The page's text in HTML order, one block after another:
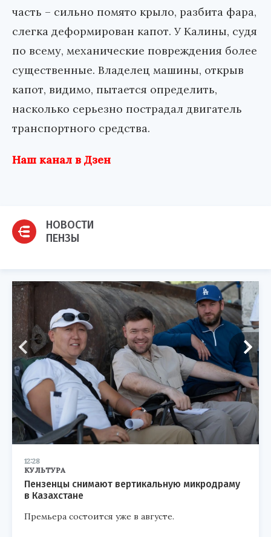
часть – сильно помято крыло, разбита фара,
слегка деформирован капот. У Калины, судя
по всему, механические повреждения более
существенные. Владелец машины, открыв
капот, видимо, пытается определить,
насколько серьезно пострадал двигатель
транспортного средства.
Наш канал в Дзен
НОВОСТИ
ПЕНЗЫ
12:28
КУЛЬТУРА
Пензенцы снимают вертикальную микродраму
в Казахстане
Премьера состоится уже в августе.